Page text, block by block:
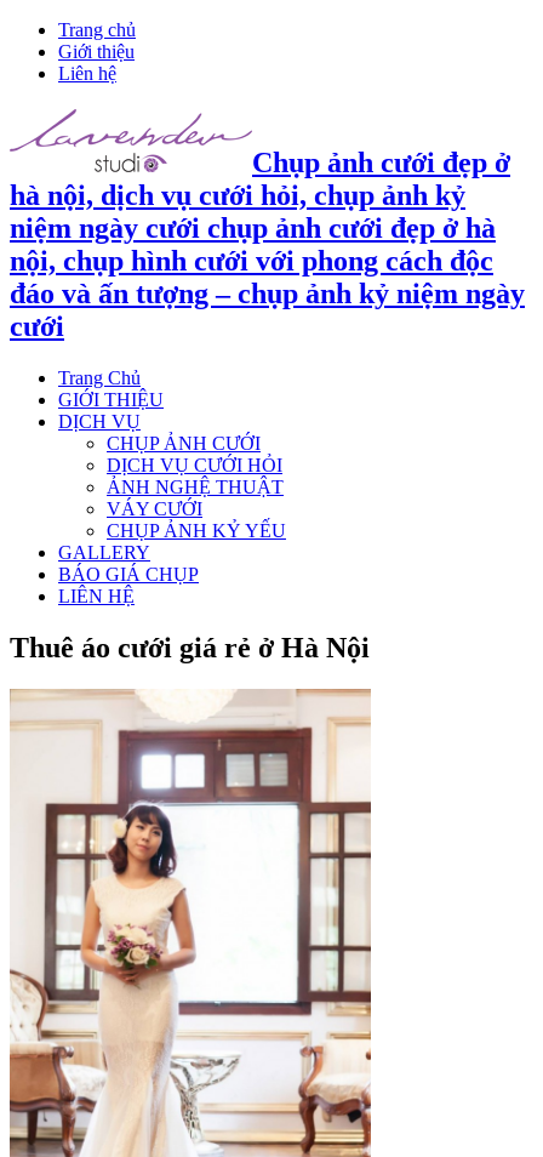
Trang chủ
Giới thiệu
Liên hệ
Chụp ảnh cưới đẹp ở
hà nội, dịch vụ cưới hỏi, chụp ảnh kỷ
niệm ngày cưới chụp ảnh cưới đẹp ở hà
nội, chụp hình cưới với phong cách độc
đáo và ấn tượng – chụp ảnh kỷ niệm ngày
cưới
Trang Chủ
GIỚI THIỆU
DỊCH VỤ
CHỤP ẢNH CƯỚI
DỊCH VỤ CƯỚI HỎI
ẢNH NGHỆ THUẬT
VÁY CƯỚI
CHỤP ẢNH KỶ YẾU
GALLERY
BÁO GIÁ CHỤP
LIÊN HỆ
Thuê áo cưới giá rẻ ở Hà Nội